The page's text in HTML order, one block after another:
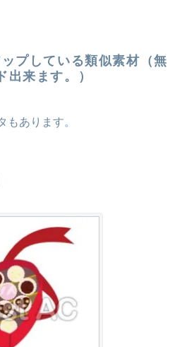
プしている類似素材（無
出来ます。）
もあります。